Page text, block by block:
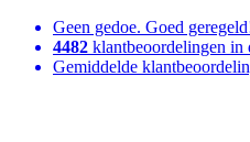
Geen gedoe. Goed
4482 klantbeoordelingen in
Gemiddelde